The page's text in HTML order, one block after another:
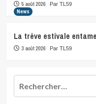
5 août 2026 Par TL59
News
La trêve estivale
3 août 2026 Par TL59